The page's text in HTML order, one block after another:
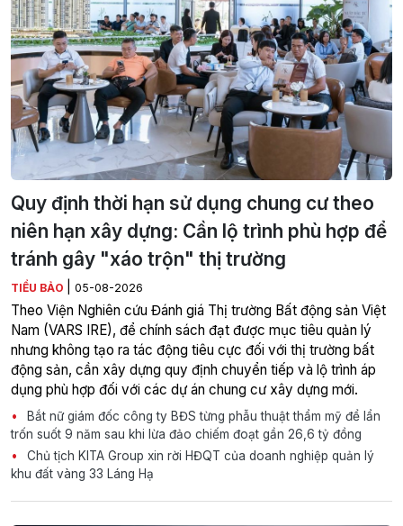
Quy định thời hạn sử dụng chung cư theo
niên hạn xây dựng: Cần lộ trình phù hợp để
tránh gây "xáo trộn" thị trường
TIỂU BẢO 05-08-2026
Theo Viện Nghiên cứu Đánh giá Thị trường Bất động sản Việt
Nam (VARS IRE), để chính sách đạt được mục tiêu quản lý
nhưng không tạo ra tác động tiêu cực đối với thị trường bất
động sản, cần xây dựng quy định chuyển tiếp và lộ trình áp
dụng phù hợp đối với các dự án chung cư xây dựng mới.
Bắt nữ giám đốc công ty BĐS từng phẫu thuật thẩm mỹ để lẩn
trốn suốt 9 năm sau khi lừa đảo chiếm đoạt gần 26,6 tỷ đồng
Chủ tịch KITA Group xin rời HĐQT của doanh nghiệp quản lý
khu đất vàng 33 Láng Hạ